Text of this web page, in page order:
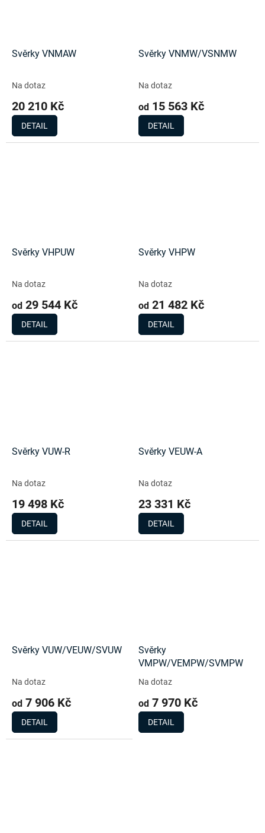
Svěrky VNMAW
Na dotaz
20 210 Kč
DETAIL
Svěrky VNMW/VSNMW
Na dotaz
od 15 563 Kč
DETAIL
Svěrky VHPUW
Na dotaz
od 29 544 Kč
DETAIL
Svěrky VHPW
Na dotaz
od 21 482 Kč
DETAIL
Svěrky VUW-R
Na dotaz
19 498 Kč
DETAIL
Svěrky VEUW-A
Na dotaz
23 331 Kč
DETAIL
Svěrky VUW/VEUW/SVUW
Na dotaz
od 7 906 Kč
DETAIL
Svěrky
VMPW/VEMPW/SVMPW
Na dotaz
od 7 970 Kč
DETAIL